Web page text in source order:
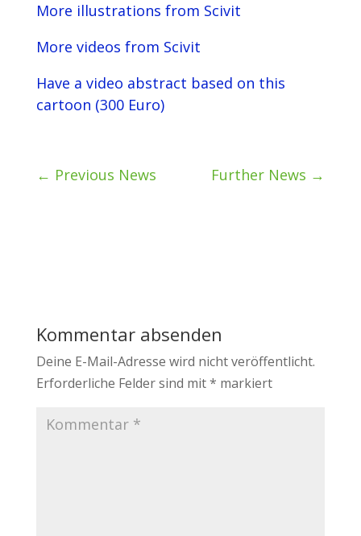
More illustrations from Scivit
More videos from Scivit
Have a video abstract based on this
cartoon (300 Euro)
← Previous News Further News →
Kommentar absenden
Deine E-Mail-Adresse wird nicht veröffentlicht.
Erforderliche Felder sind mit* markiert